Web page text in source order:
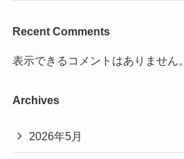
Recent Comments
表示できるコメントはありません。
Archives
2026年5月